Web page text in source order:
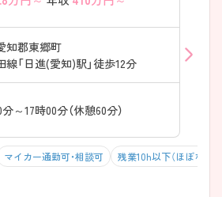
知郡東郷町
線「日進(愛知)駅」徒歩12分
～17時00分（休憩60分）
マイカー通勤可・相談可 残業10h以下（ほぼなし）